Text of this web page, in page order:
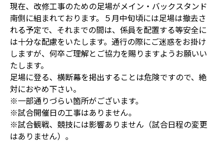
現在、改修工事のための足場がメイン・バックスタンド
南側に組まれております。５月中旬頃には足場は撤去さ
れる予定で、それまでの間は、係員を配置する等安全に
は十分な配慮をいたします。通行の際にご迷惑をお掛け
しますが、何卒ご理解とご協力を賜りますようお願いい
たします。
足場に登る、横断幕を掲出することは危険ですので、絶
対におやめ下さい。
※一部通りづらい箇所がございます。
※試合開催日の工事はありません。
※試合観戦、競技には影響ありません（試合日程の変更
はありません）。